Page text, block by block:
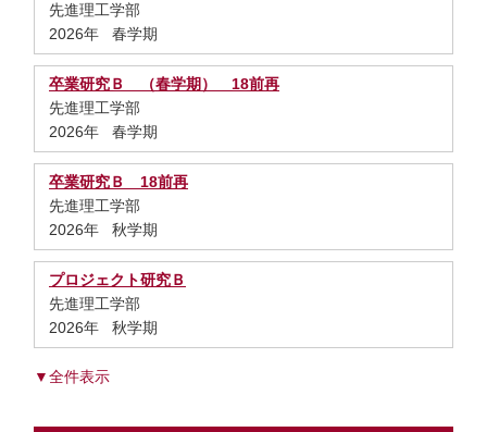
先進理工学部
2026年 春学期
卒業研究Ｂ （春学期） 18前再
先進理工学部
2026年 春学期
卒業研究Ｂ 18前再
先進理工学部
2026年 秋学期
プロジェクト研究Ｂ
先進理工学部
2026年 秋学期
▼全件表示